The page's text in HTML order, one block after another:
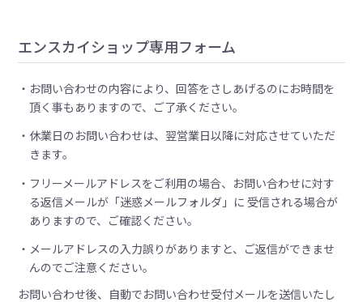
エンスカイショップ専用フォーム
お問い合わせの内容により、回答をさしあげるのにお時間を
頂く事もありますので、ご了承ください。
休業日のお問い合わせは、翌営業日以降に対応させていただ
きます。
フリーメールアドレスをご利用の場合、お問い合わせに対す
る返信メールが「迷惑メールフォルダ」に 受信される場合が
ありますので、ご確認ください。
メールアドレスの入力誤りがありますと、ご返信ができませ
んのでご注意ください。
お問い合わせ後、自動でお問い合わせ受付メールを送信いたし